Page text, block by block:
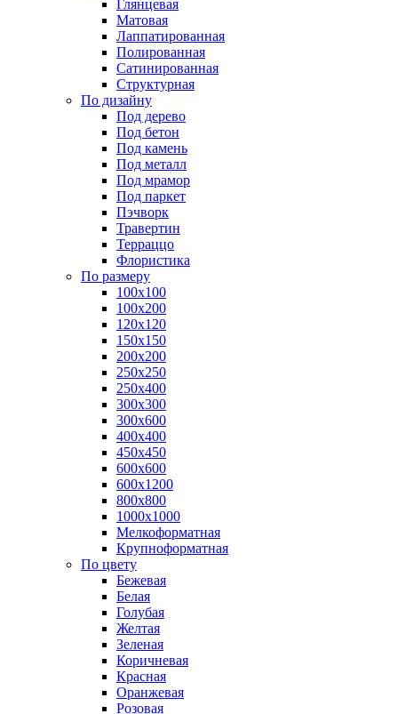
Глянцевая
Матовая
Лаппатированная
Полированная
Сатинированная
Структурная
По дизайну
Под дерево
Под бетон
Под камень
Под металл
Под мрамор
Под паркет
Пэчворк
Травертин
Терраццо
Флористика
По размеру
100х100
100х200
120х120
150х150
200х200
250х250
250х400
300х300
300х600
400х400
450х450
600х600
600х1200
800х800
1000х1000
Мелкоформатная
Крупноформатная
По цвету
Бежевая
Белая
Голубая
Желтая
Зеленая
Коричневая
Красная
Оранжевая
Розовая